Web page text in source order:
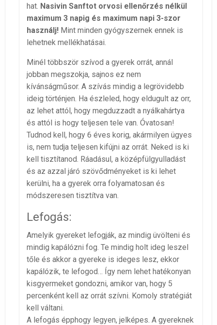
hat. Nasivin Sanftot orvosi ellenőrzés nélkül
maximum 3 napig és maximum napi 3-szor
használj! Mint minden gyógyszernek ennek is
lehetnek mellékhatásai.
Minél többször szívod a gyerek orrát, annál
jobban megszokja, sajnos ez nem
kívánságműsor. A szívás mindig a legrövidebb
ideig történjen. Ha észleled, hogy eldugult az orr,
az lehet attól, hogy megduzzadt a nyálkahártya
és attól is hogy teljesen tele van. Óvatosan!
Tudnod kell, hogy 6 éves korig, akármilyen ügyes
is, nem tudja teljesen kifújni az orrát. Neked is ki
kell tisztítanod. Ráadásul, a középfülgyulladást
és az azzal járó szövődményeket is ki lehet
kerülni, ha a gyerek orra folyamatosan és
módszeresen tisztítva van.
Lefogás:
Amelyik gyereket lefogják, az mindig üvölteni és
mindig kapálózni fog. Te mindig holt ideg leszel
tőle és akkor a gyereke is ideges lesz, ekkor
kapálózik, te lefogod… Így nem lehet hatékonyan
kisgyermeket gondozni, amikor van, hogy 5
percenként kell az orrát szívni. Komoly stratégiát
kell váltani.
A lefogás épphogy legyen, jelképes. A gyereknek